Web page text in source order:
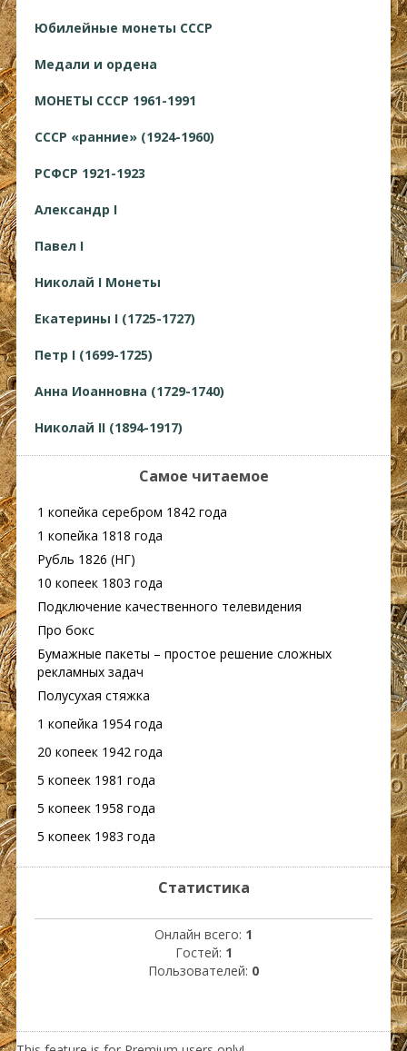
Юбилейные монеты СССР
Медали и ордена
МОНЕТЫ СССР 1961-1991
СССР «ранние» (1924-1960)
РСФСР 1921-1923
Александр I
Павел I
Николай I Монеты
Екатерины I (1725-1727)
Петр I (1699-1725)
Анна Иоанновна (1729-1740)
Николай II (1894-1917)
Самое читаемое
1 копейка серебром 1842 года
1 копейка 1818 года
Рубль 1826 (НГ)
10 копеек 1803 года
Подключение качественного телевидения
Про бокс
Бумажные пакеты – простое решение сложных
рекламных задач
Полусухая стяжка
1 копейка 1954 года
20 копеек 1942 года
5 копеек 1981 года
5 копеек 1958 года
5 копеек 1983 года
Статистика
Онлайн всего: 1
Гостей: 1
Пользователей: 0